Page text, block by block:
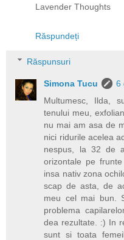
Lavender Thoughts
Răspundeți
Răspunsuri
Simona Tucu
6
Multumesc, Ilda,
tenului meu,
nu mai am asa de
nici ridurile acelea
nespus, la 32 de
orizontale pe
insa nativ zona
scap de asta, de
meu cel mai bun.
problema
dea rezultate. :) In
sunt si toata